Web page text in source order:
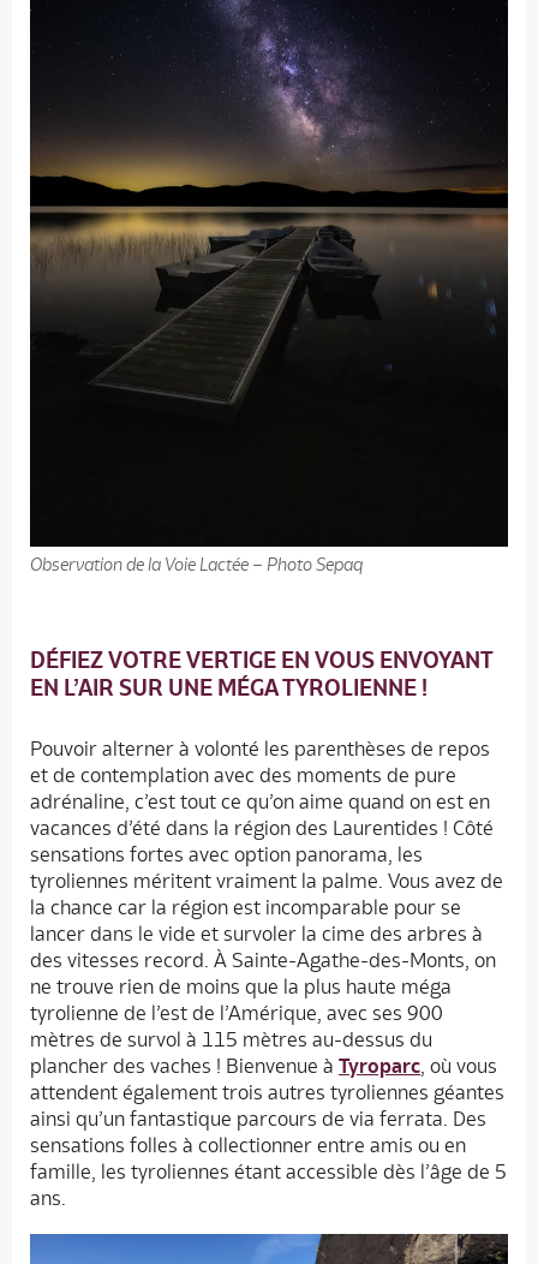
Observation de la Voie Lactée – Photo Sepaq
DÉFIEZ VOTRE VERTIGE EN VOUS ENVOYANT
EN L’AIR SUR UNE MÉGA TYROLIENNE !
Pouvoir alterner à volonté les parenthèses de repos
et de contemplation avec des moments de pure
adrénaline, c’est tout ce qu’on aime quand on est en
vacances d’été dans la région des Laurentides ! Côté
sensations fortes avec option panorama, les
tyroliennes méritent vraiment la palme. Vous avez de
la chance car la région est incomparable pour se
lancer dans le vide et survoler la cime des arbres à
des vitesses record. À Sainte-Agathe-des-Monts, on
ne trouve rien de moins que la plus haute méga
tyrolienne de l’est de l’Amérique, avec ses 900
mètres de survol à 115 mètres au-dessus du
plancher des vaches ! Bienvenue à Tyroparc , où vous
attendent également trois autres tyroliennes géantes
ainsi qu’un fantastique parcours de via ferrata. Des
sensations folles à collectionner entre amis ou en
famille, les tyroliennes étant accessible dès l’âge de 5
ans.